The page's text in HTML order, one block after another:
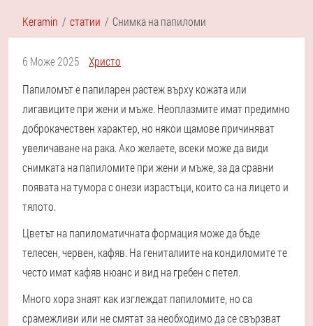
Keramin статии Снимка на папиломи
6 Може 2025
Христо
Папиломът е папиларен растеж върху кожата или
лигавиците при жени и мъже. Неоплазмите имат предимно
доброкачествен характер, но някои щамове причиняват
увеличаване на рака. Ако желаете, всеки може да види
снимката на папиломите при жени и мъже, за да сравни
появата на тумора с онези израстъци, които са на лицето и
тялото.
Цветът на папиломатичната формация може да бъде
телесен, червен, кафяв. На гениталиите на кондиломите те
често имат кафяв нюанс и вид на гребен с петел.
Много хора знаят как изглеждат папиломите, но са
срамежливи или не смятат за необходимо да се свързват